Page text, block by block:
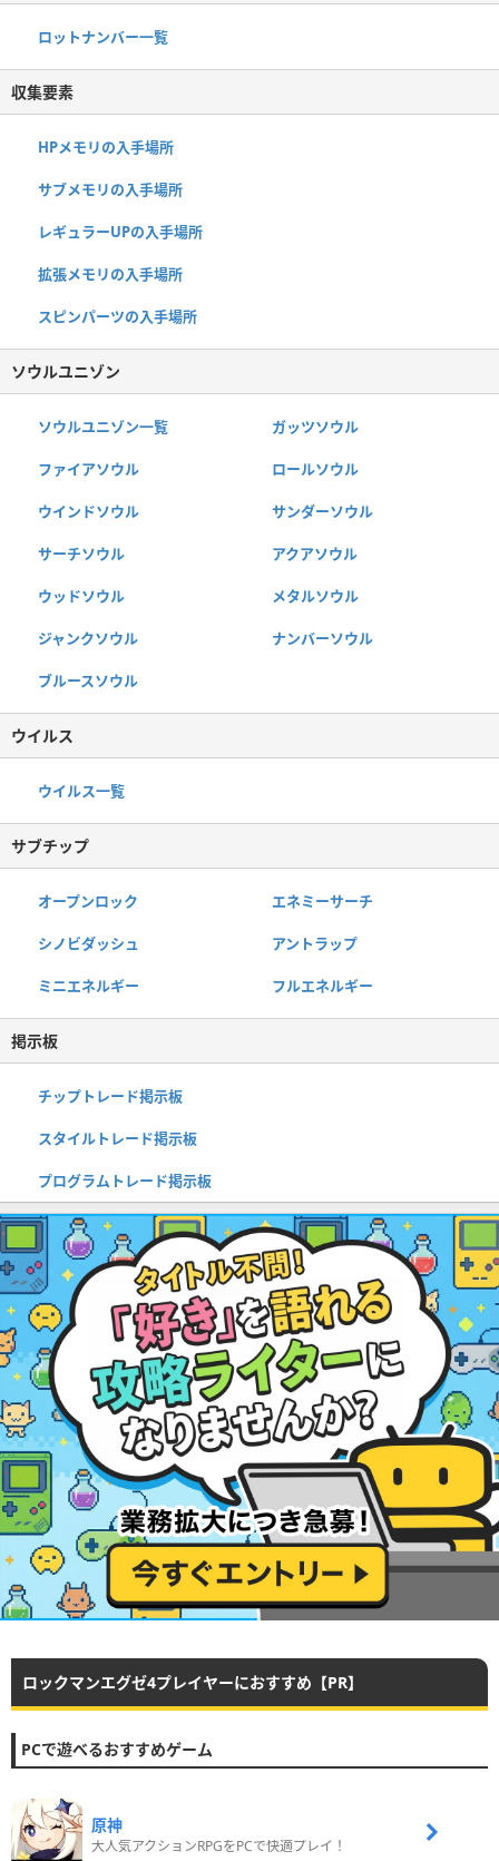
ロットナンバー一覧
収集要素
HPメモリの入手場所
サブメモリの入手場所
レギュラーUPの入手場所
拡張メモリの入手場所
スピンパーツの入手場所
ソウルユニゾン
ソウルユニゾン一覧 ガッツソウル
ファイアソウル ロールソウル
ウインドソウル サンダーソウル
サーチソウル アクアソウル
ウッドソウル メタルソウル
ジャンクソウル ナンバーソウル
ブルースソウル
ウイルス
ウイルス一覧
サブチップ
オープンロック エネミーサーチ
シノビダッシュ アントラップ
ミニエネルギー フルエネルギー
掲示板
チップトレード掲示板
スタイルトレード掲示板
プログラムトレード掲示板
ロックマンエグゼ4プレイヤーにおすすめ【PR】
PCで遊べるおすすめゲーム
原神
大人気アクションRPGをPCで快適プレイ！